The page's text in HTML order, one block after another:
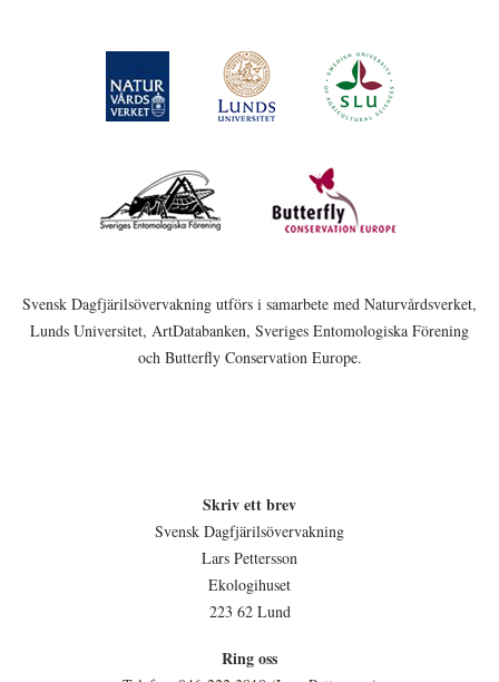
Svensk Dagfjärilsövervakning utförs i samarbete med Naturvårdsverket,
Lunds Universitet, ArtDatabanken, Sveriges Entomologiska Förening
och Butterfly Conservation Europe.
Skriv ett brev
Svensk Dagfjärilsövervakning
Lars Pettersson
Ekologihuset
223 62 Lund
Ring oss